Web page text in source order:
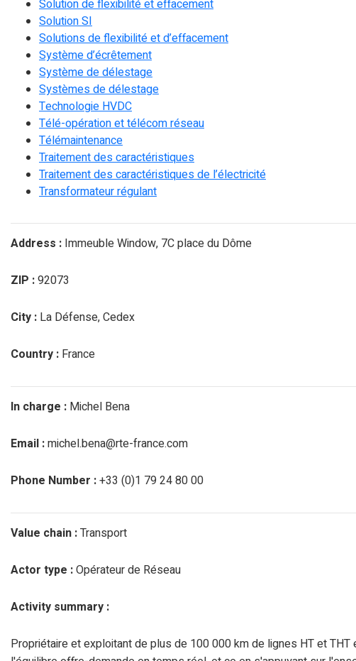
Solution de flexibilité et effacement
Solution SI
Solutions de flexibilité et d’effacement
Système d’écrêtement
Système de délestage
Systèmes de délestage
Technologie HVDC
Télé-opération et télécom réseau
Télémaintenance
Traitement des caractéristiques
Traitement des caractéristiques de l’électricité
Transformateur régulant
Address : Immeuble Window, 7C place du Dôme
ZIP :92073
City : La Défense, Cedex
Country : France
In charge : Michel Bena
Email :michel.bena@rte-france.com
Phone Number :+33 (0)1 79 24 80 00
Value chain :Transport
Actor type :Opérateur de Réseau
Activity summary :
Propriétaire et exploitant de plus de 100 000 km de lignes HT et